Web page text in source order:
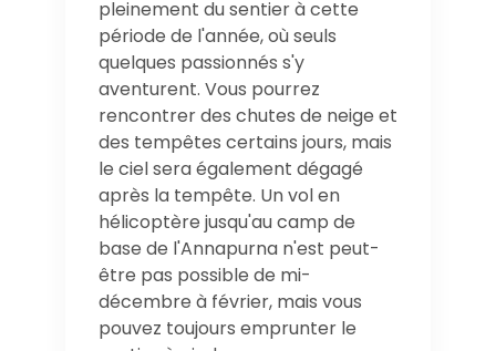
pleinement du sentier à cette
période de l'année, où seuls
quelques passionnés s'y
aventurent. Vous pourrez
rencontrer des chutes de neige et
des tempêtes certains jours, mais
le ciel sera également dégagé
après la tempête. Un vol en
hélicoptère jusqu'au camp de
base de l'Annapurna n'est peut-
être pas possible de mi-
décembre à février, mais vous
pouvez toujours emprunter le